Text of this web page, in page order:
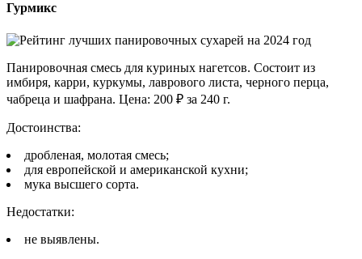
Гурмикс
Панировочная смесь для куриных нагетсов. Состоит из
имбиря, карри, куркумы, лаврового листа, черного перца,
чабреца и шафрана. Цена: 200 ₽ за 240 г.
Достоинства:
дробленая, молотая смесь;
для европейской и американской кухни;
мука высшего сорта.
Недостатки:
не выявлены.